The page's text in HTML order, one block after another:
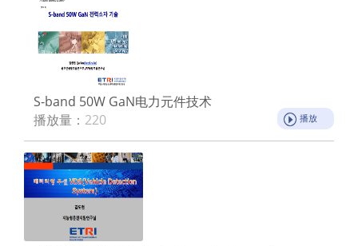
S-band 50W GaN电力元件技术
播放量： 220 播放